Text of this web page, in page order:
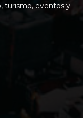
turismo, eventos y